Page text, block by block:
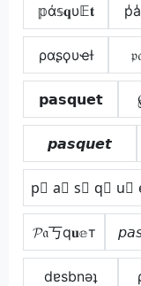
𝕡ά𝕤𝐪υ𝔼𝐭
ραʂϙυҽƚ
𝗽𝗮𝘀𝗾𝘂𝗲𝘁
𝙥𝙖𝙨𝙦𝙪𝙚𝙩
p⃣ a⃣ s⃣ q⃣ u⃣
𝓟𝔞丂q𝐮𝕖т
dɐsbnǝʇ